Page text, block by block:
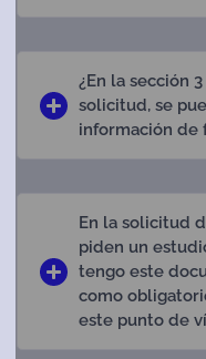
¿En la sección
solicitud, se
información de
En la solicitud
piden un
tengo este
como
este punto de